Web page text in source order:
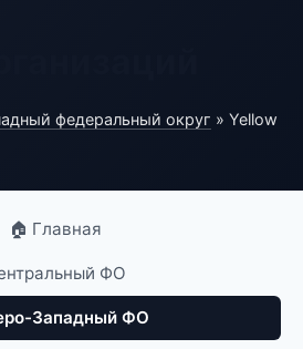
федеральный округ » Yellow
🏠 Главная
ФО
Западный ФО